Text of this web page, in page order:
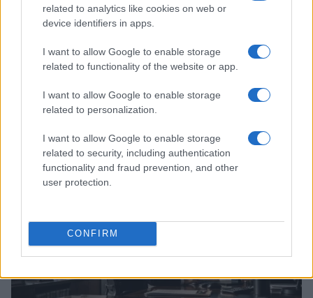
related to analytics like cookies on web or
device identifiers in apps.
I want to allow Google to enable storage
related to functionality of the website or app.
I want to allow Google to enable storage
related to personalization.
I want to allow Google to enable storage
related to security, including authentication
functionality and fraud prevention, and other
user protection.
CONFIRM
Pilota AI per PMI: guida pratica dal caso d’uso al ROI
Linda Pellegrini · 8 Ago 2026
FOCUS PMI